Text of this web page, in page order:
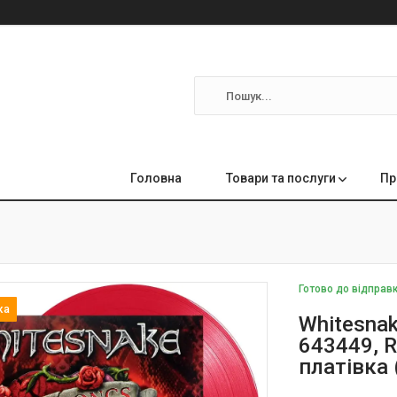
Головна Товари та послуги
Готово до
643449,